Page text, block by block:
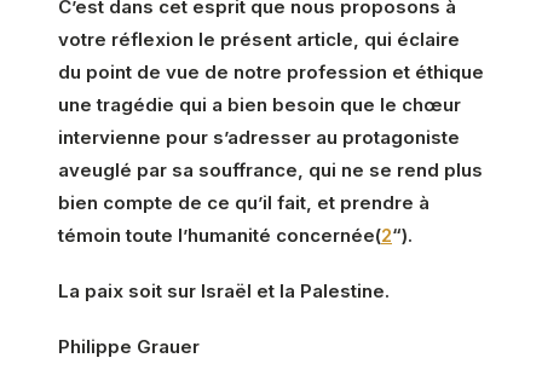
C’est dans cet esprit que nous proposons à
votre réflexion le présent article, qui éclaire
du point de vue de notre profession et éthique
une tragédie qui a bien besoin que le chœur
intervienne pour s’adresser au protagoniste
aveuglé par sa souffrance, qui ne se rend plus
bien compte de ce qu’il fait, et prendre à
témoin toute l’humanité concernée(2“).
La paix soit sur Israël et la Palestine.
Philippe Grauer